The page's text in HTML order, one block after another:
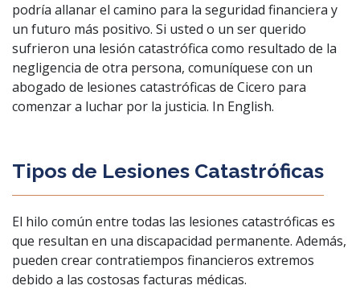
podría allanar el camino para la seguridad financiera y
un futuro más positivo. Si usted o un ser querido
sufrieron una lesión catastrófica como resultado de la
negligencia de otra persona, comuníquese con un
abogado de lesiones catastróficas de Cicero para
comenzar a luchar por la justicia. In English.
Tipos de Lesiones Catastróficas
El hilo común entre todas las lesiones catastróficas es
que resultan en una discapacidad permanente. Además,
pueden crear contratiempos financieros extremos
debido a las costosas facturas médicas.